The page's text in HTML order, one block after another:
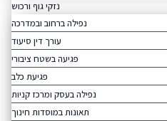
נזקי גוף ורכוש
נפילה ברחוב ובמדרכה
עורך דין סיעוד
פגיעה בשטח ציבורי
פגיעת כלב
נפילה בעסק ומרכז קניות
תאונות במוסדות חינוך